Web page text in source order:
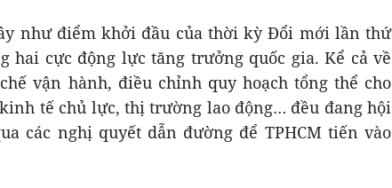
như điểm khởi đầu của thời kỳ Đổi mới lần thứ
hai cực động lực tăng trưởng quốc gia. Kể cả về
vận hành, điều chỉnh quy hoạch tổng thể cho
tế chủ lực, thị trường lao động… đều đang hội
các nghị quyết dẫn đường để TPHCM tiến vào